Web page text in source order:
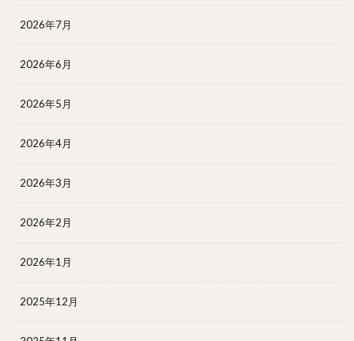
2026年7月
2026年6月
2026年5月
2026年4月
2026年3月
2026年2月
2026年1月
2025年12月